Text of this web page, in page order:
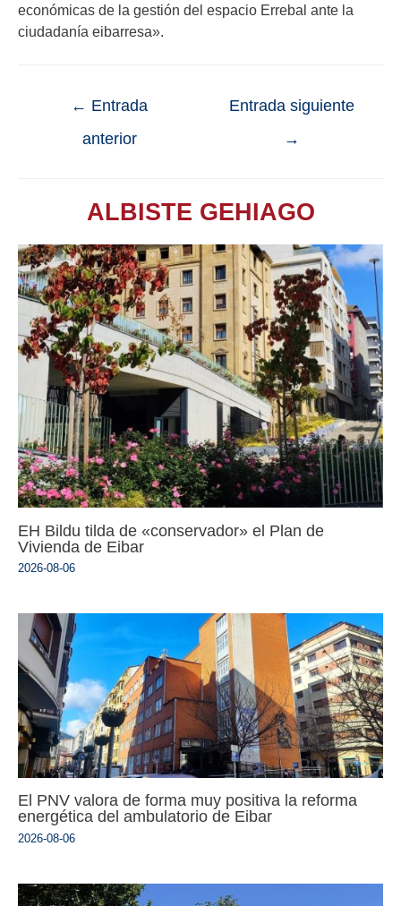
económicas de la gestión del espacio Errebal ante la
ciudadanía eibarresa».
← Entrada
anterior
Entrada siguiente
→
ALBISTE GEHIAGO
EH Bildu tilda de «conservador» el Plan de
Vivienda de Eibar
2026-08-06
El PNV valora de forma muy positiva la reforma
energética del ambulatorio de Eibar
2026-08-06